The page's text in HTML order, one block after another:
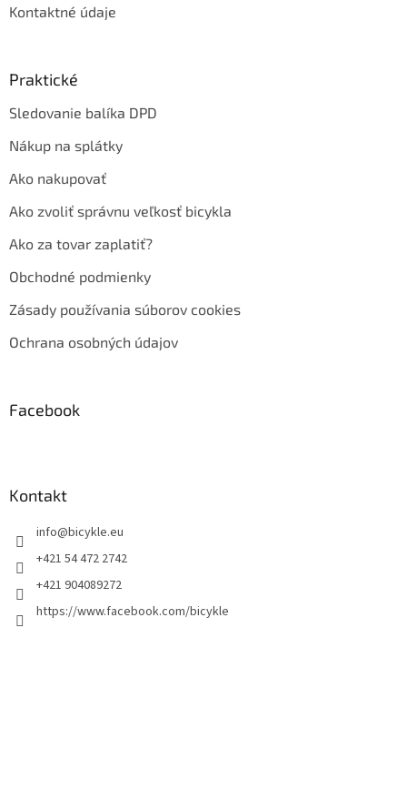
Kontaktné údaje
Praktické
Sledovanie balíka DPD
Nákup na splátky
Ako nakupovať
Ako zvoliť správnu veľkosť bicykla
Ako za tovar zaplatiť?
Obchodné podmienky
Zásady používania súborov cookies
Ochrana osobných údajov
Facebook
Kontakt
info@bicykle.eu
+421 54 472 2742
+421 904089272
https://www.facebook.com/bicykle